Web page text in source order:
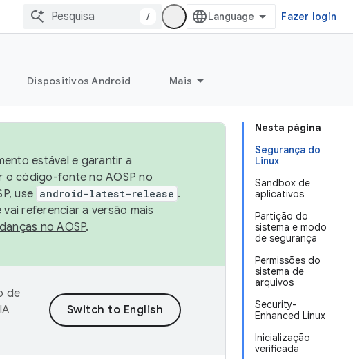
/ Fazer login
Dispositivos Android Mais
Nesta página
Segurança do
Linux
Sandbox de
aplicativos
Partição do
sistema e modo
de segurança
Permissões do
sistema de
arquivos
Security-
Enhanced Linux
Inicialização
verificada
estável e garantir a
o código-fonte no AOSP no
use android-latest-release .
vai referenciar a versão mais
no AOSP.
de